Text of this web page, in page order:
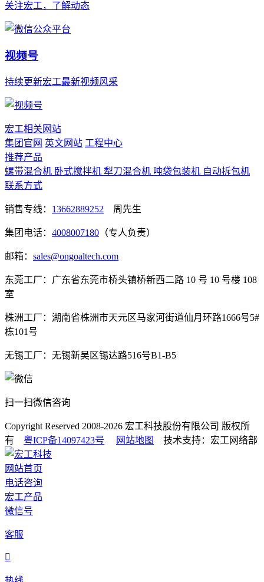
关注宏工，了解动态
视频号
持续更新宏工最新视频风采
宏工相关网站
集团官网 英文网站 工程中心
推荐产品
螺带混合机 卧式搅拌机 犁刀混合机 吨袋包装机 自动拆包机
联系方式
销售专线： 13662889252 周先生
集团电话： 4008007180 （专人负责）
邮箱： sales@ongoaltech.com
东莞工厂：广东省东莞市桥头镇桥新西二路 10 号 10 号楼 108
室
株洲工厂：湖南省株洲市天元区马家河街道仙月环路1666号5#
栋101号
无锡工厂：无锡新吴区锡达路516号B1-B5
扫一扫微信咨询
Copyright Reserved 2008-2026 宏工科技股份有限公司 版权所
有 粤ICP备14097423号 网站地图 技术支持：宏工网络部
网站首页
电话咨询
宏工产品
微信号
客服
